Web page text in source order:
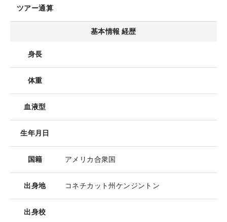
ツアー通算
基本情報 経歴
身長
体重
血液型
生年月日
国籍 アメリカ合衆国
出身地 コネチカット州ケンジントン
出身校